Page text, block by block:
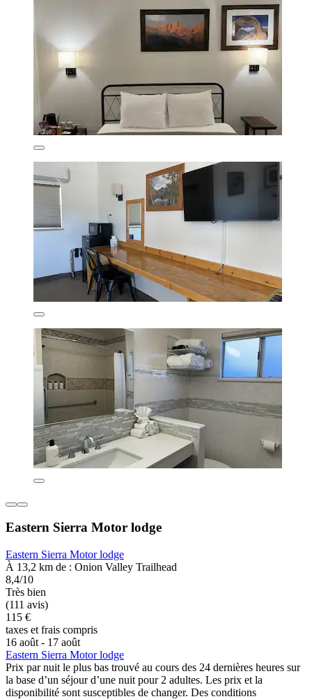
Eastern Sierra Motor lodge
Eastern Sierra Motor lodge
À 13,2 km de : Onion Valley Trailhead
8,4/10
Très bien
(111 avis)
115 €
taxes et frais compris
16 août - 17 août
Eastern Sierra Motor lodge
Prix par nuit le plus bas trouvé au cours des 24 dernières heures sur
la base d’un séjour d’une nuit pour 2 adultes. Les prix et la
disponibilité sont susceptibles de changer. Des conditions